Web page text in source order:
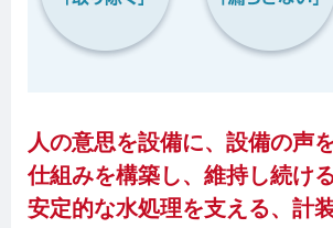
人の意思を設備に、設備の声
仕組みを構築し、維持し続ける
安定的な水処理を支える、計